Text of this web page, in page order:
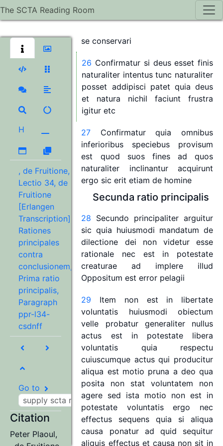
The SCTA Reading Room
H
, de Fruitione,
Lectio 34, de
Fruitione
[Erlangen
Transcription],
Rationes
principales
contra
conclusionem,
Prima ratio
principalis,
Paragraph
ppr-l34-
csdnff
Go to
Citation
Peter Plaoul,
res
permanere et
se conservari
26 Confirmatur si deus esset finis
naturaliter intentus tunc naturaliter
posset addipisci patet quia deus
et
natura nichil faciunt
frustra
igitur etc
27 Confirmatur quia
omnibus
inferioribus
speciebus
provisum
est
quod suos fines ad
quos
naturaliter
inclinantur
acquirunt
ergo sic erit etiam de homine
Secunda ratio principalis
28 Secundo principaliter arguitur
sic quia huiusmodi mandatum de
dilectione
dei non videtur
esse
rationale
nec est in
potestate
creaturae
ad implere
illud
Oppositum est error pelagii
29 Item non est in
libertate
voluntatis
huiusmodi
obiectum
velle
probatur generaliter
nullus
actus
est in potestate
libera
voluntatis
quia
respectu
cuiuscumque actus qui producitur
aliqua est motio pruna a deo qua
posita
non stat voluntatem
non
agere sed ista motio non est in
potestate
voluntatis ergo
nec
effectus
sequens quia si
aliqua
causa
ponatur ad quid
sequitur
aliquis effectus et causa non sit in